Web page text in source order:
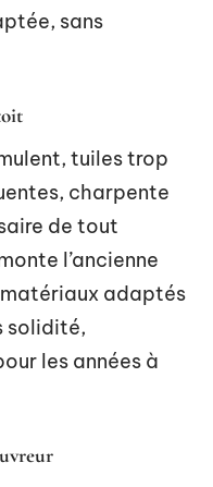
sans
tuiles trop
charpente
de tout
l’ancienne
adaptés
solidité,
les années à